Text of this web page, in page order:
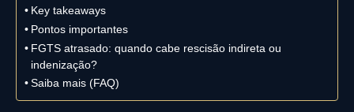
Key takeaways
Pontos importantes
FGTS atrasado: quando cabe rescisão indireta ou
indenização?
Saiba mais (FAQ)